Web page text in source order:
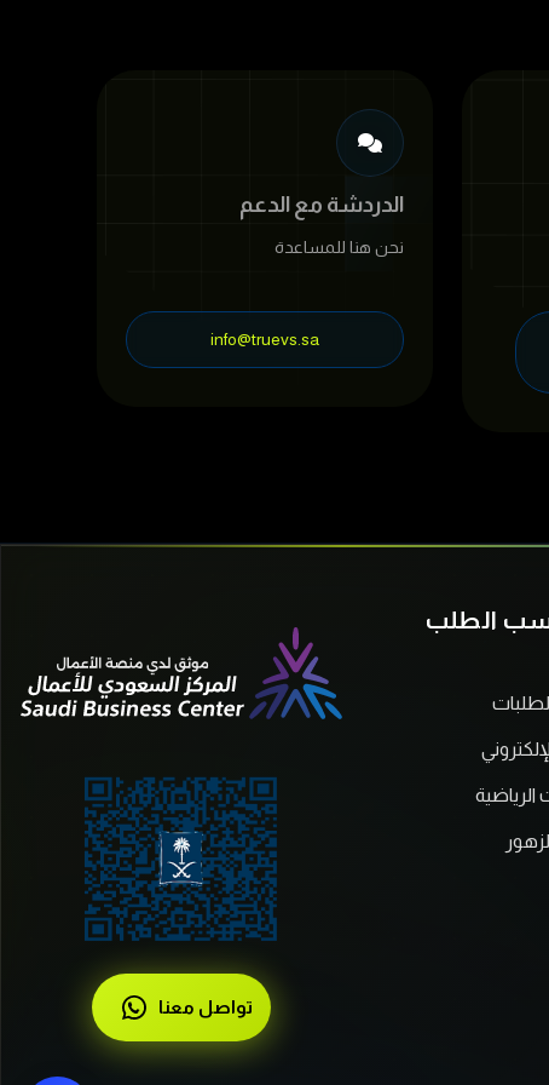
الدردشة مع الدعم
نحن هنا للمساعدة
info@truevs.sa
الطلب
الرياضية
تواصل معنا